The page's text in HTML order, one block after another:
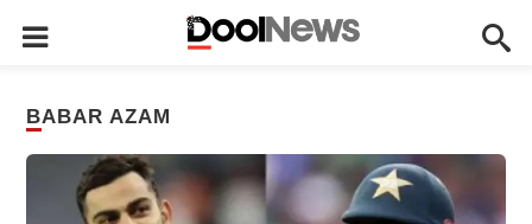
BABAR AZAM